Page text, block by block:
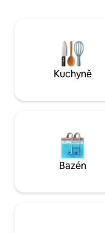
od centra Chiangmai Kromě toho:
astrologické údaje
Kuchyně
Bazén